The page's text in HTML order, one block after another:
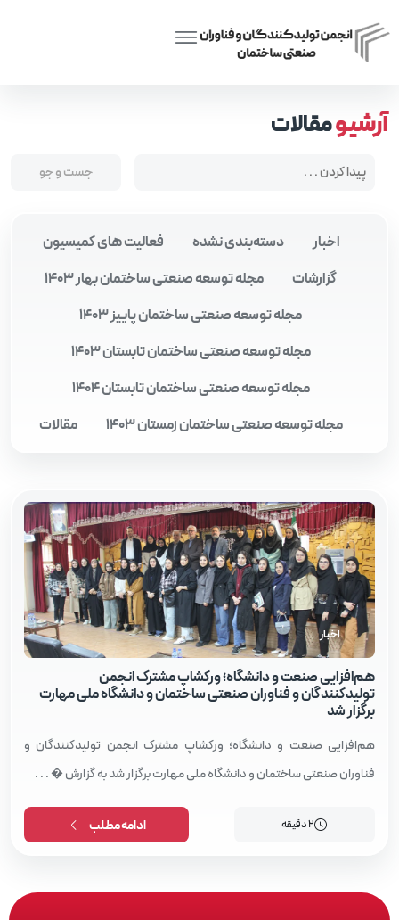
آرشیومقالات
اخبار دسته‌بندی نشده
فعالیت های کمیسیون
گزارشات
مجله توسعه صنعتی ساختمان بهار 1403
مجله توسعه صنعتی ساختمان پاییز 1403
مجله توسعه صنعتی ساختمان تابستان 1403
مجله توسعه صنعتی ساختمان تابستان 1404
مجله توسعه صنعتی ساختمان زمستان 1403
مقالات
اخبار
هم‌افزایی صنعت و دانشگاه؛ ورکشاپ مشترک انجمن
تولیدکنندگان و فناوران صنعتی ساختمان و دانشگاه ملی مهارت
برگزار شد
هم‌افزایی صنعت و دانشگاه؛ ورکشاپ مشترک انجمن تولیدکنندگان و
فناوران صنعتی ساختمان و دانشگاه ملی مهارت برگزار شد به گزارش � . . .
2 دقیقه ادامه مطلب